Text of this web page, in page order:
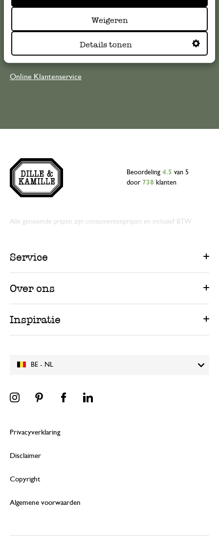
Weigeren
Details tonen
klantenservice. Of bekijk hier het antwoord op de
klantenservice@dille-kamille.com
Online Klantenservice
BE - NL
Beoordeling 4.5 van 5
door 738 klanten
Alle genoemde prijzen zijn consumentenprijzen en inclusief BTW.
Service
Over ons
Inspiratie
Privacyverklaring
Disclaimer
Copyright
Algemene voorwaarden